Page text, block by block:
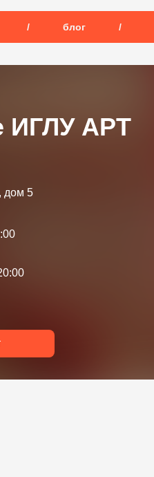
/ блог /
ИГЛУ АРТ
дом 5